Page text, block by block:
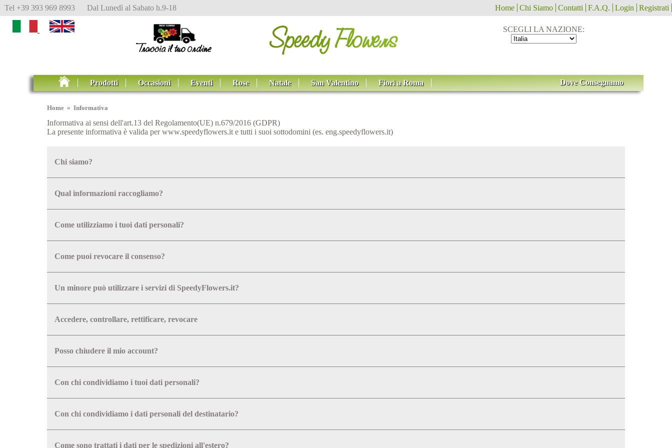
Tel +39 393 969 8993 Dal Lunedì al Sabato h.9-18 Home Chi Siamo Contatti F.A.Q. Login Registrati
SCEGLI LA NAZIONE:
Prodotti Occasioni Eventi Rose Natale San Valentino Fiori a Roma Dove Consegnamo
Home »Informativa
Informativa ai sensi dell'art.13 del Regolamento(UE) n.679/2016 (GDPR)
La presente informativa è valida per www.speedyflowers.it e tutti i suoi sottodomini (es. eng.speedyflowers.it)
Chi siamo?
Qual informazioni raccogliamo?
Come utilizziamo i tuoi dati personali?
Come puoi revocare il consenso?
Un minore può utilizzare i servizi di SpeedyFlowers.it?
Accedere, controllare, rettificare, revocare
Posso chiudere il mio account?
Con chi condividiamo i tuoi dati personali?
Con chi condividiamo i dati personali del destinatario?
Come sono trattati i dati per le spedizioni all'estero?